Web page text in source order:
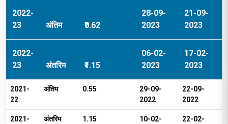
2022-
23
अंतिम ₹0.62
28-09-
2023
21-09-
2023
2022-
23
अंतरिम ₹1.15
06-02-
2023
17-02-
2023
2021-
22
अंतिम ₹0.55
29-09-
2022
22-09-
2022
2021-
अंतरिम ₹1.15
10-02-
22-02-